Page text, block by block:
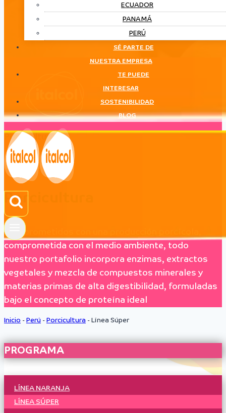
ECUADOR
PANAMÁ
PERÚ
SÉ PARTE DE
NUESTRA EMPRESA
TE PUEDE
INTERESAR
SOSTENIBILIDAD
BLOG
Porcicultura
LÍNEA
Porcicultura
Comprometidos con una producción porcícola,
comprometida con el medio ambiente, todo
nuestro portafolio incorpora enzimas, extractos
vegetales y mezcla de compuestos minerales y
materias primas de alta digestibilidad, formuladas
bajo el concepto de proteína ideal
Inicio - Perú - Porcicultura - Línea Súper
PROGRAMA
LÍNEA NARANJA
LÍNEA SÚPER